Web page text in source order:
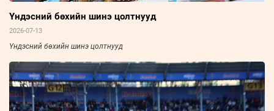
Үндэсний бөхийн шинэ цолтнууд
2026-07-13
Үндэсний бөхийн шинэ цолтнууд